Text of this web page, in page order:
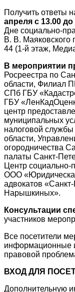
Получить ответы
апреля с 13.00 до
Дне социально-
В. В. Маяковского
44 (1-й этаж,
В мероприятии
Росреестра по
области, Филиал
СПб ГБУ
ГБУ
центр
муниципальных
налоговой службы
области,
огородничества
палаты Санкт-
Центр социально-
ООО
адвокатов «Санкт-
Нарышкиных».
Консультации
участников
Все посетители
информационные
правовой
ВХОД ДЛЯ
Дополнительную